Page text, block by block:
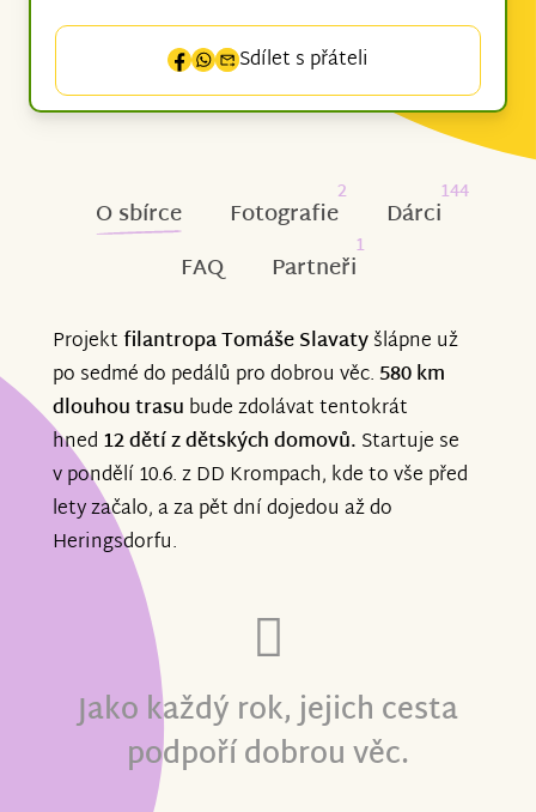
Sdílet s přáteli
O sbírce Fotografie
2
Dárci
144
FAQ Partneři
1
Projektfilantropa Tomáše Slavatyšlápne už
po sedmé do pedálů pro dobrou věc. 580 km
dlouhou trasu bude zdolávat tentokrát
hned 12 dětí z dětských domovů. Startuje se
v pondělí 10.6. z DD Krompach, kde to vše před
lety začalo, a za pět dní dojedou až do
Heringsdorfu.
Jako každý rok, jejich cesta
podpoří dobrou věc.